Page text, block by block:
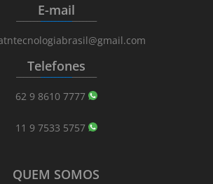
E-mail
_______________________
Telefones
_______________________
62 9 8610 7777
11 9 7533 5757
QUEM SOMOS
_______________________